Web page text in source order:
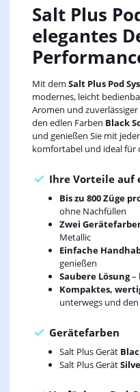
Salt Plus
elegantes
Mit dem Salt Plus Pod
modernes, leicht
Aromen und
den edlen Farben Black
und genießen Sie mit
komfortabel und ideal für
Ihre Vorteile auf
Bis zu 800 Züge
ohne Nachfüllen
Zwei
Metallic
Einfache
genießen
Saubere Lösung–
Kompaktes,
unterwegs und den
Gerätefarben
Salt Plus Gerät
Salt Plus Gerät